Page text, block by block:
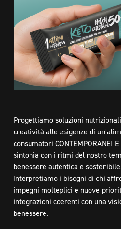
Progettiamo soluzioni
creatività alle esigenze di
consumatori CONTEMPORANEI
sintonia con i ritmi del nostro
benessere autentica e sostenibile.
Interpretiamo i bisogni di chi
impegni molteplici e nuove
integrazioni coerenti con una
benessere.